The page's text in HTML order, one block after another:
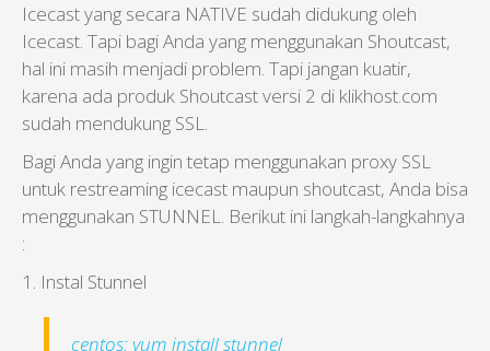
Icecast yang secara NATIVE sudah didukung oleh
Icecast. Tapi bagi Anda yang menggunakan Shoutcast,
hal ini masih menjadi problem. Tapi jangan kuatir,
karena ada produk Shoutcast versi 2 di klikhost.com
sudah mendukung SSL.
Bagi Anda yang ingin tetap menggunakan proxy SSL
untuk restreaming icecast maupun shoutcast, Anda bisa
menggunakan STUNNEL. Berikut ini langkah-langkahnya
:
1. Instal Stunnel
centos: yum install stunnel